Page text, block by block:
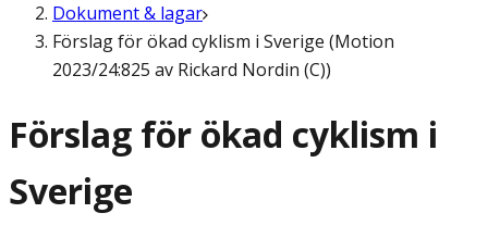
Dokument & lagar
Förslag för ökad cyklism i Sverige (Motion
2023/24:825 av Rickard Nordin (C))
Förslag för ökad cyklism i
Sverige